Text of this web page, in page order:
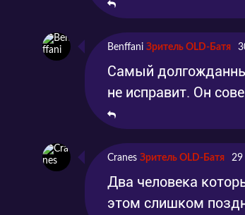
Benffani Зритель OLD-Батя
Самый
не исправит. Он
Cranes Зритель OLD-Батя 29
Два человека
этом слишком